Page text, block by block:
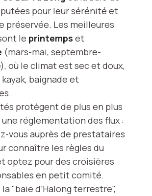
pour leur sérénité et
préservée. Les meilleures
le printemps et
(mars-mai, septembre-
où le climat est sec et doux,
baignade et
protègent de plus en plus
réglementation des flux :
vous auprès de prestataires
connaître les règles du
optez pour des croisières
en petit comité.
la "baie d’Halong terrestre",